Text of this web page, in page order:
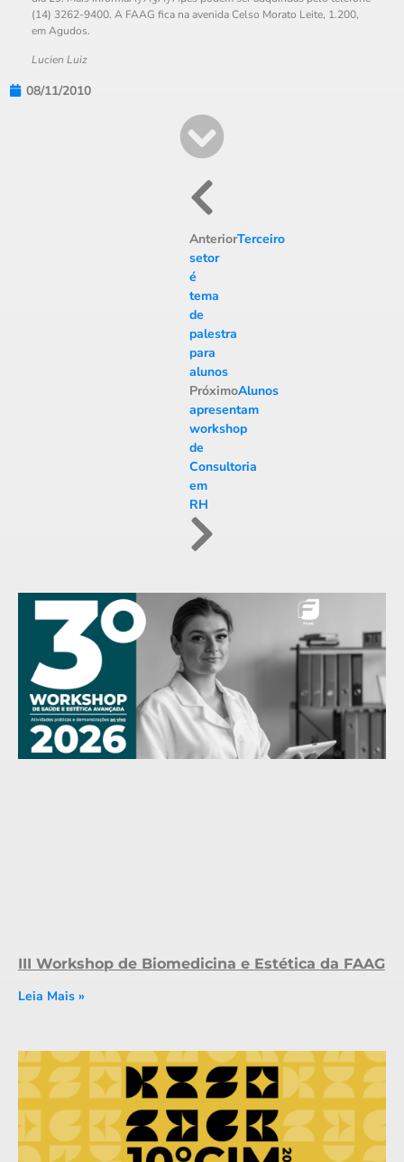
(14) 3262-9400. A FAAG fica na avenida Celso Morato Leite, 1.200,
em Agudos.
Lucien Luiz
08/11/2010
AnteriorTerceiro
setor
é
tema
de
palestra
para
alunos
PróximoAlunos
apresentam
workshop
de
Consultoria
em
RH
III Workshop de Biomedicina e Estética da FAAG
Leia Mais »